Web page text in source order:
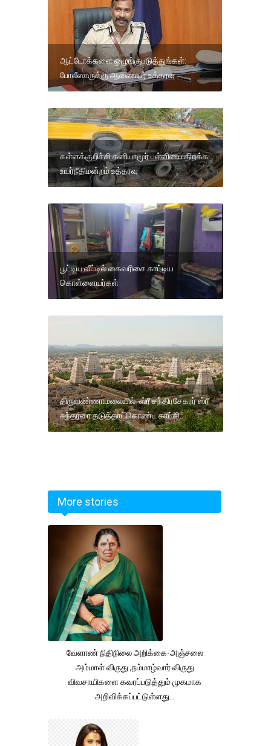
ஆட்டோக்களை ஒழுங்குபடுத்துங்கள்:
போலீஸாருக்கு ஆணையர் உத்தரவு
கள்ளக்குறிச்சி கனியாமூர் பள்ளியை திறக்க
உயர்நீதிமன்றம் உத்தரவு
பூட்டிய வீட்டில் கைவரிசை காட்டிய
கொள்ளையர்கள்
திருவண்ணாமலையில் ஸ்ரீ சந்திரசேகரர் ஸ்ரீ
சுந்தரரை தடுத்தாட்கொண்ட காட்சி.
More stories
வேளாண் நிதிநிலை அறிக்கை-அஞ்சலை
அம்மாள் விருது ,நம்மாழ்வார் விருது
விவசாயிகளை கவரப்படுத்தும் முகமாக
அறிவிக்கப்பட்டுள்ளது...